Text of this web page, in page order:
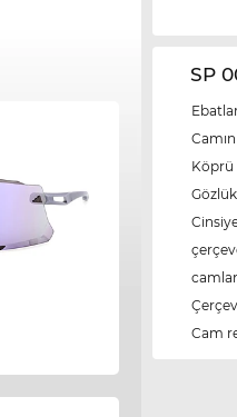
SP
Köprü
camlar
Cam